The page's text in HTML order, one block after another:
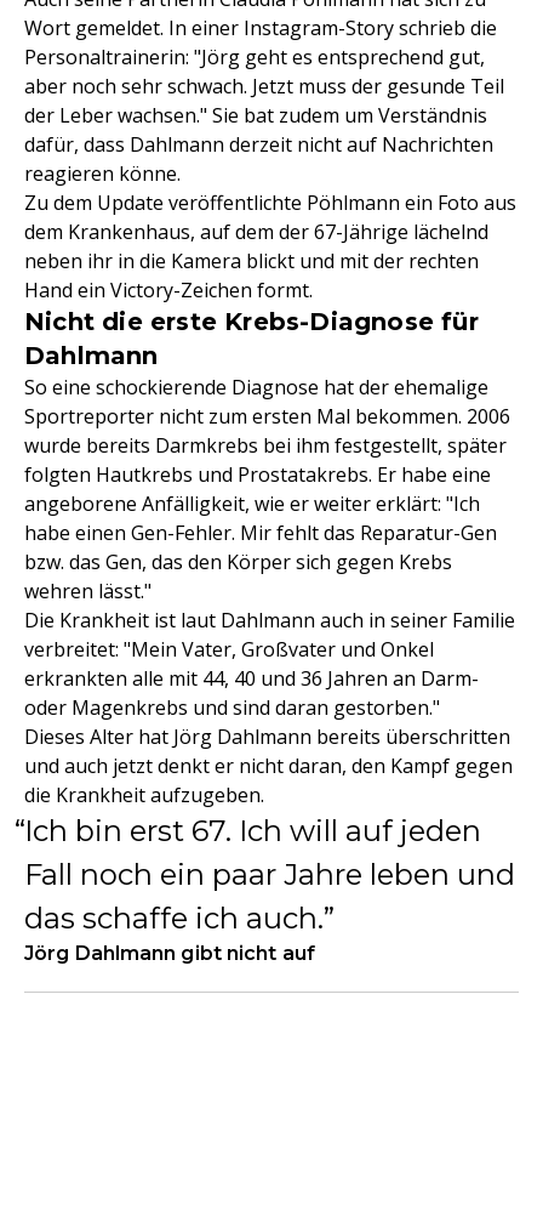
Wort gemeldet. In einer Instagram-Story schrieb die
Personaltrainerin: "Jörg geht es entsprechend gut,
aber noch sehr schwach. Jetzt muss der gesunde Teil
der Leber wachsen." Sie bat zudem um Verständnis
dafür, dass Dahlmann derzeit nicht auf Nachrichten
reagieren könne.
Zu dem Update veröffentlichte Pöhlmann ein Foto aus
dem Krankenhaus, auf dem der 67-Jährige lächelnd
neben ihr in die Kamera blickt und mit der rechten
Hand ein Victory-Zeichen formt.
Nicht die erste Krebs-Diagnose für
Dahlmann
So eine schockierende Diagnose hat der ehemalige
Sportreporter nicht zum ersten Mal bekommen. 2006
wurde bereits Darmkrebs bei ihm festgestellt, später
folgten Hautkrebs und Prostatakrebs. Er habe eine
angeborene Anfälligkeit, wie er weiter erklärt: "Ich
habe einen Gen-Fehler. Mir fehlt das Reparatur-Gen
bzw. das Gen, das den Körper sich gegen Krebs
wehren lässt."
Die Krankheit ist laut Dahlmann auch in seiner Familie
verbreitet: "Mein Vater, Großvater und Onkel
erkrankten alle mit 44, 40 und 36 Jahren an Darm-
oder Magenkrebs und sind daran gestorben."
Dieses Alter hat Jörg Dahlmann bereits überschritten
und auch jetzt denkt er nicht daran, den Kampf gegen
die Krankheit aufzugeben.
Ich bin erst 67. Ich will auf jeden
Fall noch ein paar Jahre leben und
das schaffe ich auch.
Jörg Dahlmann gibt nicht auf